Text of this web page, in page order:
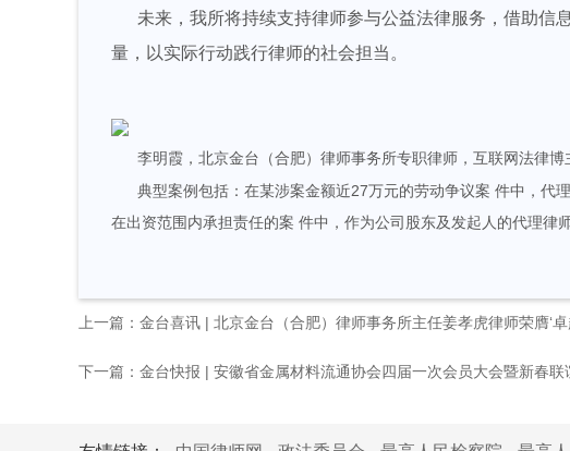
未来，我所将持续支持律师参与公益法律服务，借助信
量，以实际行动践行律师的社会担当。
李明霞，北京金台（合肥）律师事务所专职律师，互联网法律
典型案例包括：在某涉案金额近27万元的劳动争议案 件中，代
在出资范围内承担责任的案 件中，作为公司股东及发起人的代理律
上一篇：金台喜讯 | 北京金台（合肥）律师事务所主任姜孝虎律师荣膺‘
下一篇：金台快报 | 安徽省金属材料流通协会四届一次会员大会暨新春